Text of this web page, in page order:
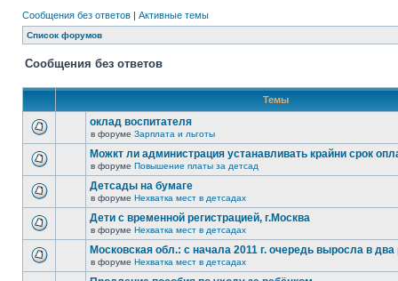
Сообщения без ответов | Активные темы
Список форумов
Сообщения без ответов
Темы
оклад воспитателя
в форуме Зарплата и льготы
Можкт ли администрация устанавливать крайни срок
в форуме Повышение платы за детсад
Детсады на бумаге
в форуме Нехватка мест в детсадах
Дети с временной регистрацией, г.Москва
в форуме Нехватка мест в детсадах
Московская обл.: с начала 2011 г. очередь выросла в два
в форуме Нехватка мест в детсадах